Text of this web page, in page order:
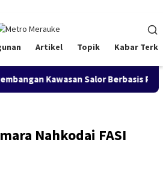
Artikel Topik Kabar
Kawasan Salor Berbasis Potensi
Nahkodai FASI